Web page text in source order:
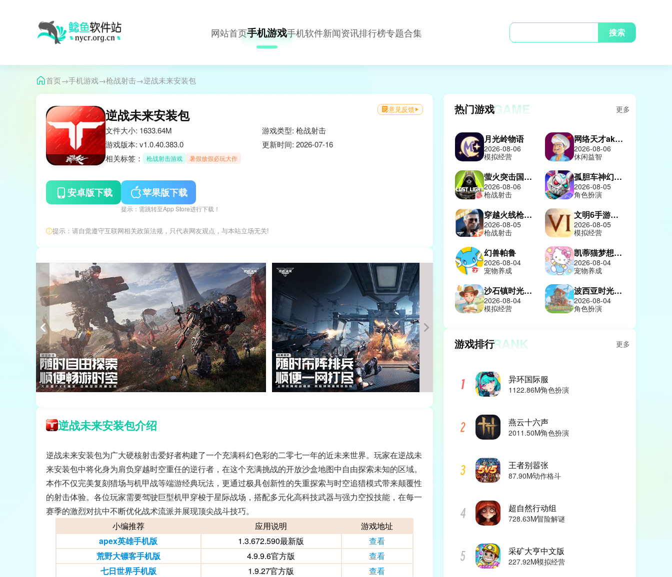
网站首页手机游戏手机软件新闻资讯排行榜专题合集 搜索
首页→手机游戏→枪战射击→逆战未来安装包
意见反馈
逆战未来安装包
文件大小: 1633.64M
游戏类型: 枪战射击
游戏版本: v1.0.40.383.0
更新时间: 2026-07-16
相关标签：
枪战射击游戏 暑假放假必玩大作
安卓版下载 苹果版下载
提示：需跳转至App Store进行下载！
提示：请自觉遵守互联网相关政策法规，只代表网友观点，与本站立场无关!
逆战未来安装包介绍
逆战未来安装包为广大硬核射击爱好者构建了一个充满科幻色彩的二零七一年的近未来世界。玩家在逆战未
来安装包中将化身为肩负穿越时空重任的逆行者，在这个充满挑战的开放沙盒地图中自由探索未知的区域。
本作不仅完美复刻猎场与机甲战等端游经典玩法，更通过极具创新性的失重探索与时空追猎模式带来颠覆性
的射击体验。各位玩家需要驾驶巨型机甲穿梭于星际战场，搭配多元化高科技武器与强力空投技能，在每一
赛季的激烈对抗中不断优化战术流派并展现顶尖战斗技巧。
小编推荐
应用说明
游戏地址
apex英雄手机版
1.3.672.590最新版
查看
荒野大镖客手机版
4.9.9.6官方版
查看
七日世界手机版
1.9.27官方版
查看
热门游戏GAME 更多
月光岭物语
2026-08-06
模拟经营
网络天才akinatour
2026-08-06
休闲益智
萤火突击国际服
2026-08-06
枪战射击
孤胆车神幻影城
2026-08-05
角色扮演
穿越火线枪战王者体验服
2026-08-05
枪战射击
文明6手游中文版
2026-08-05
模拟经营
幻兽帕鲁
2026-08-04
宠物养成
凯蒂猫梦想商店
2026-08-04
宠物养成
沙石镇时光中文版
2026-08-04
模拟经营
波西亚时光手机版
2026-08-04
角色扮演
游戏排行RANK 更多
异环国际服
1122.86M角色扮演
燕云十六声
2011.50M角色扮演
王者别嚣张
87.90M动作格斗
超自然行动组
728.63M冒险解谜
采矿大亨中文版
227.92M模拟经营